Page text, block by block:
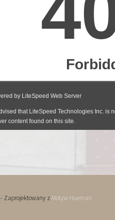
- Zaprojektowany z Motyw Hueman